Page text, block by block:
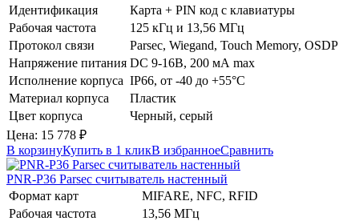
Идентификация
Карта + PIN код с клавиатуры
Рабочая частота
125 кГц и 13,56 МГц
Протокол связи
Parsec, Wiegand, Touch Memory, OSDP
Напряжение питания DC 9-16В, 200 мА max
Исполнение корпуса IP66, от -40 до +55°C
Материал корпуса
Пластик
Цвет корпуса
Черный, серый
Цена: 15 778 ₽
В корзинуКупить в 1 кликВ избранноеСравнить
PNR-P36 Parsec считыватель настенный
Формат карт
MIFARE, NFC, RFID
Рабочая частота
13,56 МГц